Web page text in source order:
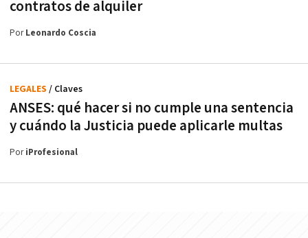
contratos de alquiler
PorLeonardo Coscia
ANSES: qué hacer si no cumple una sentencia
y cuándo la Justicia puede aplicarle multas
LEGALES / Claves
PoriProfesional